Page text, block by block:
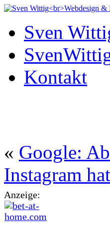
Sven
Kontakt
« Google:
Instagram
Anzeige: